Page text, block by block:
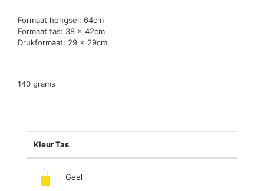
Formaat hengsel: 64cm
Formaat tas: 38 x 42cm
Drukformaat: 29 x 29cm
140 grams
Kleur Tas
Geel